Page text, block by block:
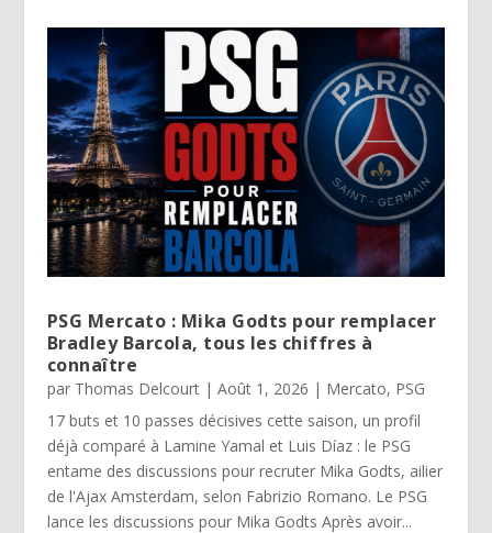
PSG Mercato : Mika Godts pour remplacer
Bradley Barcola, tous les chiffres à
connaître
par Thomas Delcourt| Août 1, 2026 | Mercato, PSG
17 buts et 10 passes décisives cette saison, un profil
déjà comparé à Lamine Yamal et Luis Díaz : le PSG
entame des discussions pour recruter Mika Godts, ailier
de l'Ajax Amsterdam, selon Fabrizio Romano. Le PSG
lance les discussions pour Mika Godts Après avoir...